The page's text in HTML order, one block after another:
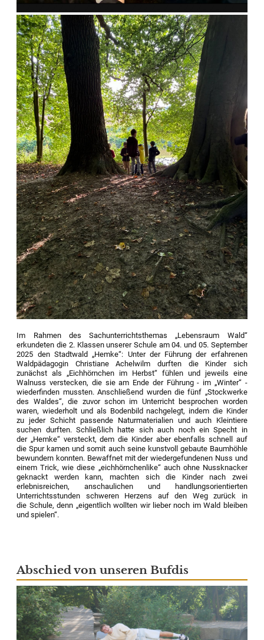
Im Rahmen des Sachunterrichtsthemas „Lebensraum Wald“
erkundeten die 2. Klassen unserer Schule am 04. und 05. September
2025 den Stadtwald „Hemke“: Unter der Führung der erfahrenen
Waldpädagogin Christiane Achelwilm durften die Kinder sich
zunächst als „Eichhörnchen im Herbst“ fühlen und jeweils eine
Walnuss verstecken, die sie am Ende der Führung - im „Winter“ -
wiederfinden mussten. Anschließend wurden die fünf „Stockwerke
des Waldes“, die zuvor schon im Unterricht besprochen worden
waren, wiederholt und als Bodenbild nachgelegt, indem die Kinder
zu jeder Schicht passende Naturmaterialien und auch Kleintiere
suchen durften. Schließlich hatte sich auch noch ein Specht in
der „Hemke“ versteckt, dem die Kinder aber ebenfalls schnell auf
die Spur kamen und somit auch seine kunstvoll gebaute Baumhöhle
bewundern konnten. Bewaffnet mit der wiedergefundenen Nuss und
einem Trick, wie diese „eichhörnchenlike“ auch ohne Nussknacker
geknackt werden kann, machten sich die Kinder nach zwei
erlebnisreichen, anschaulichen und handlungsorientierten
Unterrichtsstunden schweren Herzens auf den Weg zurück in
die Schule, denn „eigentlich wollten wir lieber noch im Wald bleiben
und spielen“.
Abschied von unseren Bufdis